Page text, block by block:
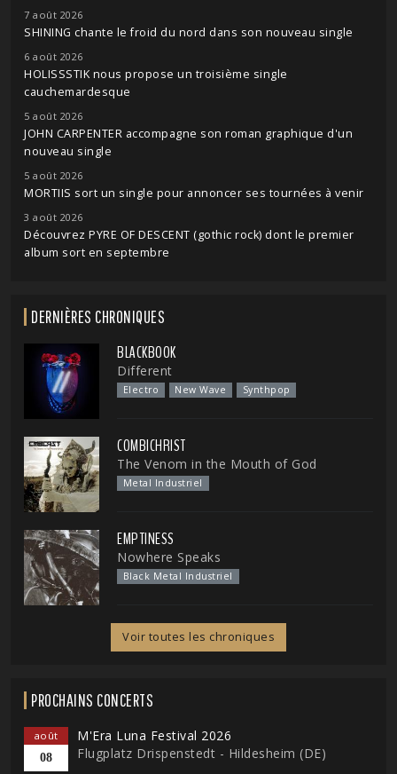
7 août 2026
SHINING chante le froid du nord dans son nouveau single
6 août 2026
HOLISSSTIK nous propose un troisième single
cauchemardesque
5 août 2026
JOHN CARPENTER accompagne son roman graphique d'un
nouveau single
5 août 2026
MORTIIS sort un single pour annoncer ses tournées à venir
3 août 2026
Découvrez PYRE OF DESCENT (gothic rock) dont le premier
album sort en septembre
DERNIÈRES CHRONIQUES
BLACKBOOK
Different
Electro New Wave Synthpop
COMBICHRIST
The Venom in the Mouth of God
Metal Industriel
EMPTINESS
Nowhere Speaks
Black Metal Industriel
Voir toutes les chroniques
PROCHAINS CONCERTS
août
08
M'Era Luna Festival 2026
Flugplatz Drispenstedt - Hildesheim (DE)